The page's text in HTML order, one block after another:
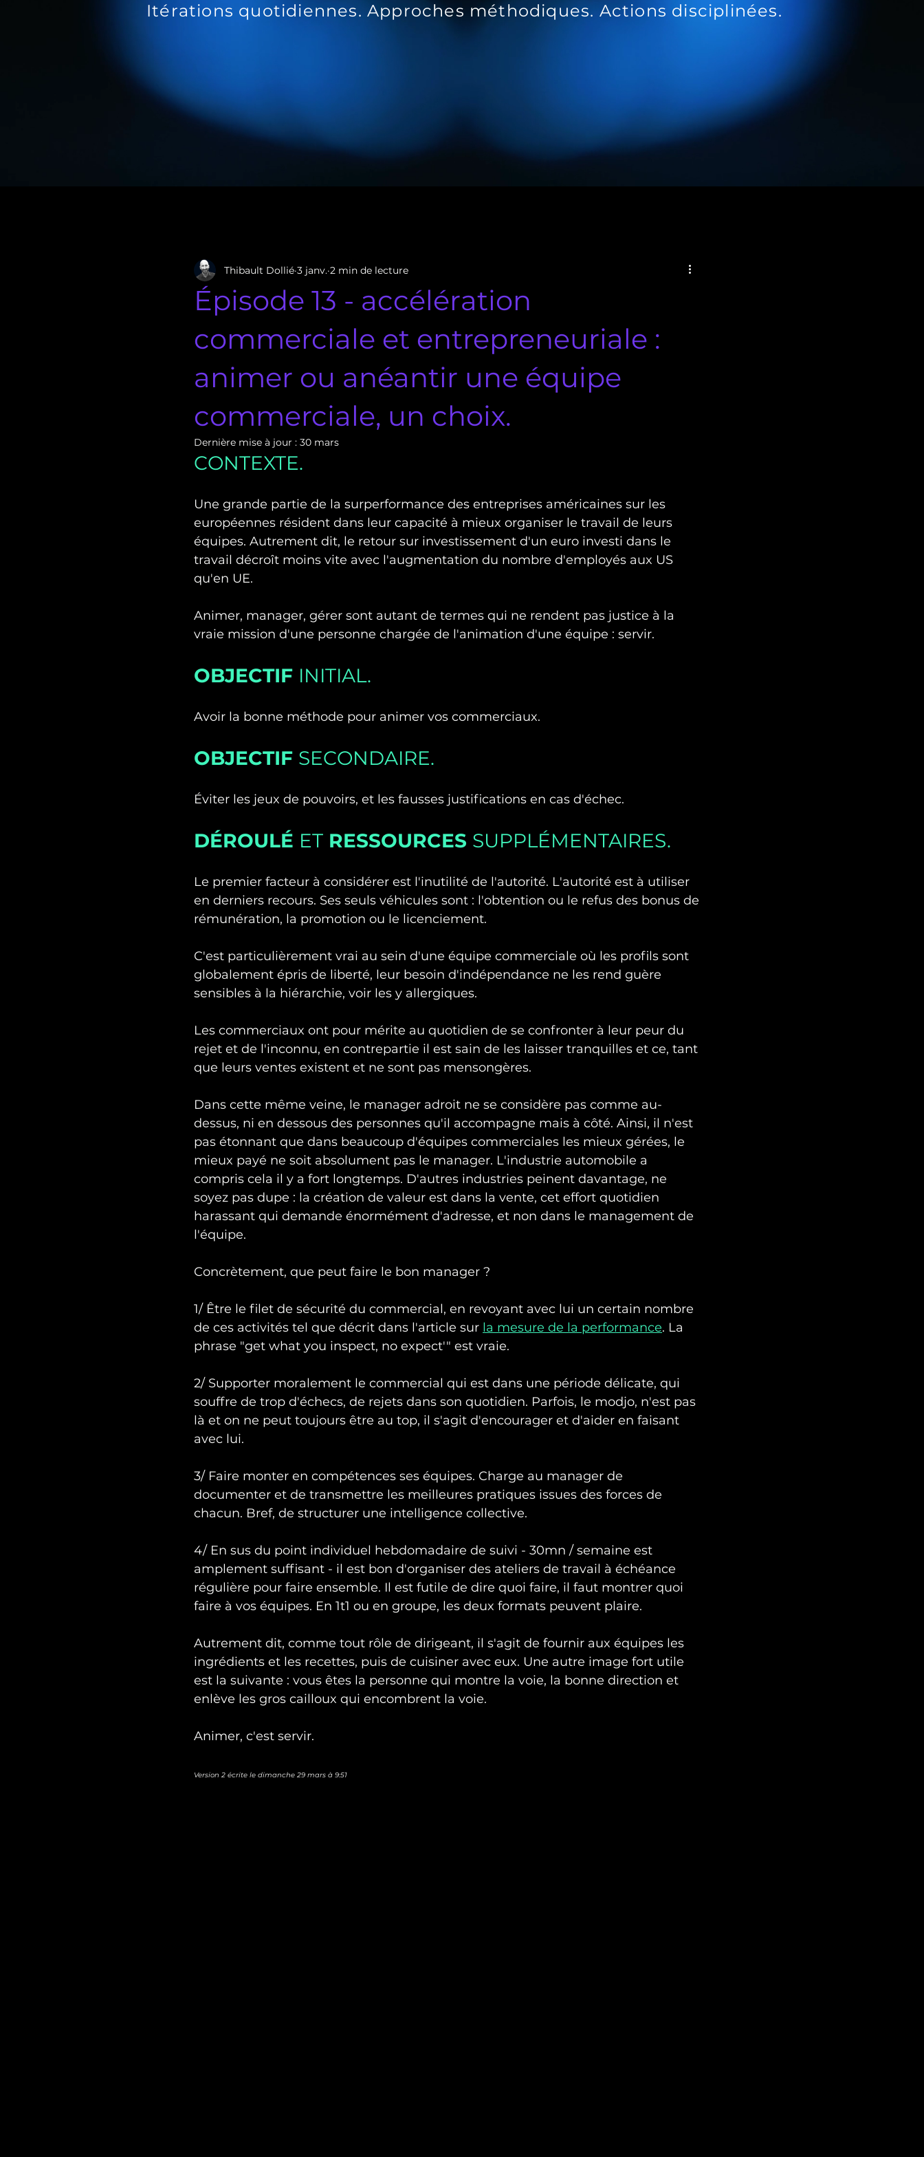
Itérations quotidiennes. Approches méthodiques. Actions disciplinées.
Épisode 13 - accélération
commerciale et entrepreneuriale :
animer ou anéantir une équipe
commerciale, un choix.
Thibault Dollié 3 janv. 2 min de lecture
Dernière mise à jour : 30 mars
CONTEXTE.
Une grande partie de la surperformance des entreprises américaines sur les
européennes résident dans leur capacité à mieux organiser le travail de leurs
équipes. Autrement dit, le retour sur investissement d'un euro investi dans le
travail décroît moins vite avec l'augmentation du nombre d'employés aux US
qu'en UE.
Animer, manager, gérer sont autant de termes qui ne rendent pas justice à la
vraie mission d'une personne chargée de l'animation d'une équipe : servir.
OBJECTIF INITIAL.
Avoir la bonne méthode pour animer vos commerciaux.
OBJECTIF SECONDAIRE.
Éviter les jeux de pouvoirs, et les fausses justifications en cas d'échec.
DÉROULÉ ET RESSOURCES SUPPLÉMENTAIRES.
Le premier facteur à considérer est l'inutilité de l'autorité. L'autorité est à utiliser
en derniers recours. Ses seuls véhicules sont : l'obtention ou le refus des bonus de
rémunération, la promotion ou le licenciement.
C'est particulièrement vrai au sein d'une équipe commerciale où les profils sont
globalement épris de liberté, leur besoin d'indépendance ne les rend guère
sensibles à la hiérarchie, voir les y allergiques.
Les commerciaux ont pour mérite au quotidien de se confronter à leur peur du
rejet et de l'inconnu, en contrepartie il est sain de les laisser tranquilles et ce, tant
que leurs ventes existent et ne sont pas mensongères.
Dans cette même veine, le manager adroit ne se considère pas comme au-
dessus, ni en dessous des personnes qu'il accompagne mais à côté. Ainsi, il n'est
pas étonnant que dans beaucoup d'équipes commerciales les mieux gérées, le
mieux payé ne soit absolument pas le manager. L'industrie automobile a
compris cela il y a fort longtemps. D'autres industries peinent davantage, ne
soyez pas dupe : la création de valeur est dans la vente, cet effort quotidien
harassant qui demande énormément d'adresse, et non dans le management de
l'équipe.
Concrètement, que peut faire le bon manager ?
1/ Être le filet de sécurité du commercial, en revoyant avec lui un certain nombre
de ces activités tel que décrit dans l'article sur la mesure de la performance. La
phrase "get what you inspect, no expect'" est vraie.
2/ Supporter moralement le commercial qui est dans une période délicate, qui
souffre de trop d'échecs, de rejets dans son quotidien. Parfois, le modjo, n'est pas
là et on ne peut toujours être au top, il s'agit d'encourager et d'aider en faisant
avec lui.
3/ Faire monter en compétences ses équipes. Charge au manager de
documenter et de transmettre les meilleures pratiques issues des forces de
chacun. Bref, de structurer une intelligence collective.
4/ En sus du point individuel hebdomadaire de suivi - 30mn / semaine est
amplement suffisant - il est bon d'organiser des ateliers de travail à échéance
régulière pour faire ensemble. Il est futile de dire quoi faire, il faut montrer quoi
faire à vos équipes. En 1t1 ou en groupe, les deux formats peuvent plaire.
Autrement dit, comme tout rôle de dirigeant, il s'agit de fournir aux équipes les
ingrédients et les recettes, puis de cuisiner avec eux. Une autre image fort utile
est la suivante : vous êtes la personne qui montre la voie, la bonne direction et
enlève les gros cailloux qui encombrent la voie.
Animer, c'est servir.
Version 2 écrite le dimanche 29 mars à 9:51